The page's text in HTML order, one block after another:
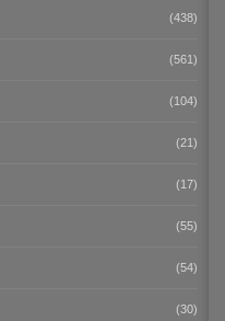
(438)
(561)
(104)
(21)
(17)
(55)
(54)
(30)